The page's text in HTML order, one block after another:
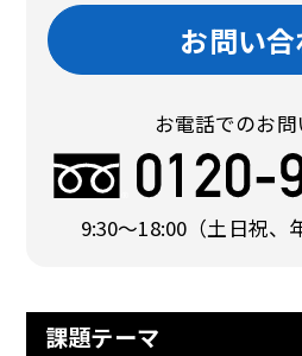
お問い
お電話でのお
9:30〜18:00 （土日祝、
課題テーマ